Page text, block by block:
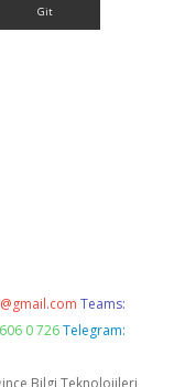
Teams:
0 726 Telegram:
Bilgi Teknolojileri